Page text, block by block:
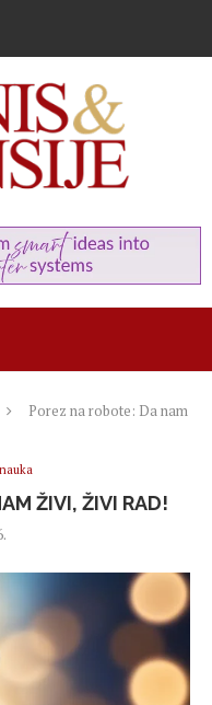
Porez na robote: Da nam
ŽIVI, ŽIVI RAD!